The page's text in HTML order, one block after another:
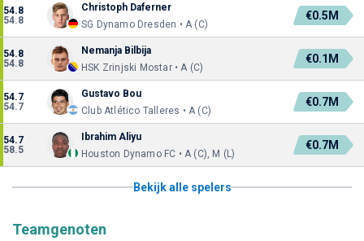
54.8
54.8
Christoph Daferner
SG Dynamo Dresden • A (C)
€0.5M
54.8
54.8
Nemanja Bilbija
HSK Zrinjski Mostar • A (C)
€0.1M
54.7
54.7
Gustavo Bou
Club Atlético Talleres • A (C)
€0.7M
54.7
58.5
Ibrahim Aliyu
Houston Dynamo FC • A (C), M (L)
€0.7M
Bekijk alle spelers
Teamgenoten